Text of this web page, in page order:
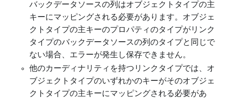
バックデータソースの列はオブジェクトタイプの主
キーにマッピングされる必要があります。オブジェ
クトタイプの主キーのプロパティのタイプがリンク
タイプのバックデータソースの列のタイプと同じで
ない場合、エラーが発生し保存できません。
他のカーディナリティを持つリンクタイプでは、オ
ブジェクトタイプのいずれかのキーがそのオブジェ
クトタイプの主キーにマッピングされる必要があ